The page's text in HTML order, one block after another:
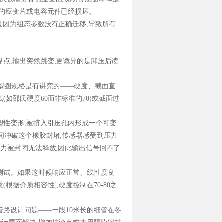
应变片或电容元件已经损坏。
因为组态参数没有正确迁移,导致所有
点,输出突然跳变;更诡异的是卸压后读
圈规格是有讲究的——硬度、截面直
(如邵氏硬度60而非标准的70)或截面过
性变形,被挤入引压孔内形成一个可变
冲破这个橡胶封堵,传感器感受到压力
被封闭无法释放, 因此输出信号回不了
。如果这时候响应正常、线性度良
(根据介质相容性),硬度控制在70-80之
路设计问题——一段10米长的细管在冬